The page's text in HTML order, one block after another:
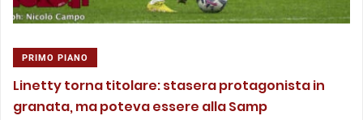
PRIMO PIANO
Linetty torna titolare: stasera protagonista in
granata, ma poteva essere alla Samp